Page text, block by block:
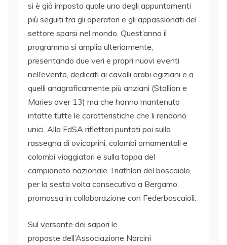
si è già imposto quale uno degli appuntamenti
più seguiti tra gli operatori e gli appassionati del
settore sparsi nel mondo. Quest’anno il
programma si amplia ulteriormente,
presentando due veri e propri nuovi eventi
nell’evento, dedicati ai cavalli arabi egiziani e a
quelli anagraficamente più anziani (Stallion e
Maries over 13) ma che hanno mantenuto
intatte tutte le caratteristiche che li rendono
unici. Alla FdSA riflettori puntati poi sulla
rassegna di ovicaprini, colombi ornamentali e
colombi viaggiatori e sulla tappa del
campionato nazionale Triathlon del boscaiolo,
per la sesta volta consecutiva a Bergamo,
promossa in collaborazione con Federboscaioli.
Sul versante dei sapori le
proposte dell’Associazione Norcini